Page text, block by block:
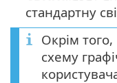
стандартну
Окрім
схему